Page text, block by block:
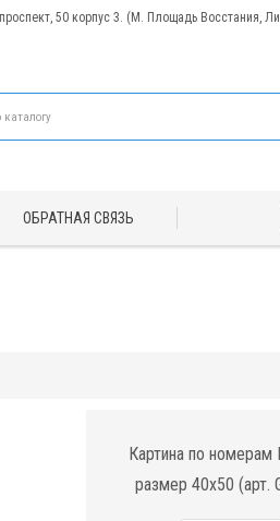
50 корпус 3. (М. Площадь Восстания,
ОБРАТНАЯ СВЯЗЬ
Картина по
размер 40x50 (арт.